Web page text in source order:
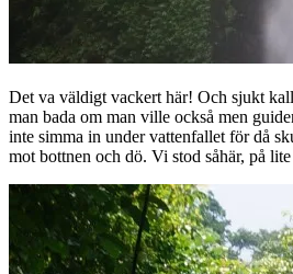
Det va väldigt vackert här! Och sjukt
man bada om man ville också men
inte simma in under vattenfallet för då
mot bottnen och dö. Vi stod såhär, på